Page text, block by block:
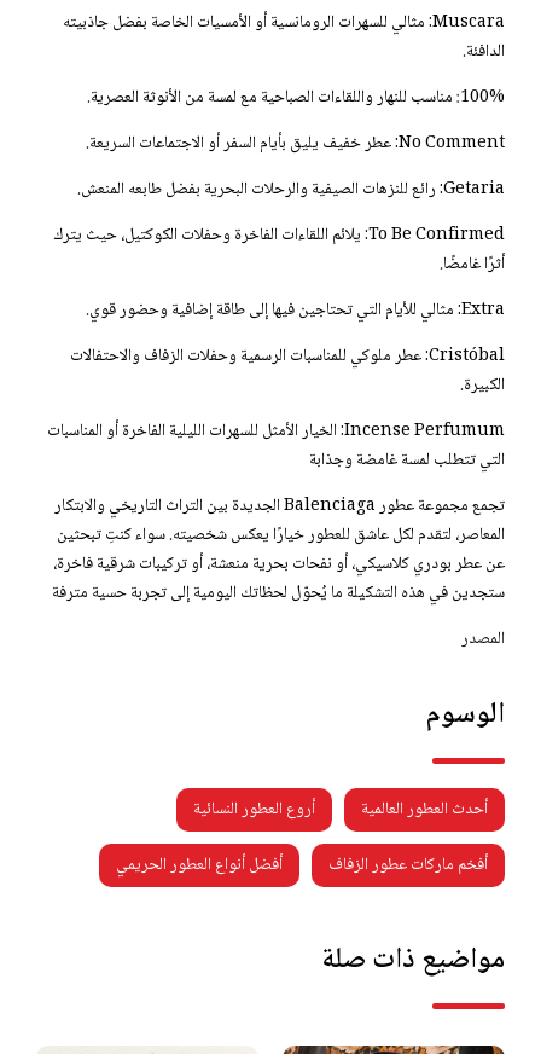
Muscara: مثالي للسهرات الرومانسية أو الأمسيات الخاصة بفضل جاذبيته
الدافئة.
100%: مناسب للنهار واللقاءات الصباحية مع لمسة من الأنوثة العصرية.
No Comment: عطر خفيف يليق بأيام السفر أو الاجتماعات السريعة.
Getaria: رائع للنزهات الصيفية والرحلات البحرية بفضل طابعه المنعش.
To Be Confirmed: يلائم اللقاءات الفاخرة وحفلات الكوكتيل، حيث يترك
أثرًا غامضًا.
Extra: مثالي للأيام التي تحتاجين فيها إلى طاقة إضافية وحضور قوي.
Cristóbal: عطر ملوكي للمناسبات الرسمية وحفلات الزفاف والاحتفالات
الكبيرة.
Incense Perfumum: الخيار الأمثل للسهرات الليلية الفاخرة أو المناسبات
التي تتطلب لمسة غامضة وجذابة
تجمع مجموعة عطور Balenciaga الجديدة بين التراث التاريخي والابتكار
المعاصر، لتقدم لكل عاشق للعطور خيارًا يعكس شخصيته. سواء كنتِ تبحثين
عن عطر بودري كلاسيكي، أو نفحات بحرية منعشة، أو تركيبات شرقية فاخرة،
ستجدين في هذه التشكيلة ما يُحوّل لحظاتك اليومية إلى تجربة حسية مترفة
المصدر
الوسوم
أحدث العطور العالمية
أروع العطور النسائية
أفخم ماركات عطور الزفاف
أفضل أنواع العطور الحريمي
مواضيع ذات صلة